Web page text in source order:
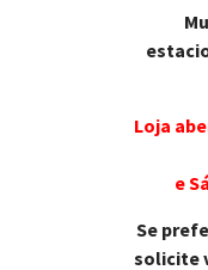
Loja
e
Se
solicite